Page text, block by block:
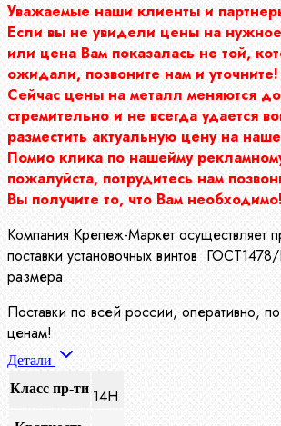
Уважаемые наши клиенты и
Если вы не увидели цены на
или цена Вам показалась не той,
ожидали, позвоните нам и уточните!
Сейчас цены на металл меняются
стремительно и не всегда удается
разместить актуальную цену на
Помио клика по нашейму
пожалуйста, потрудитесь нам
Вы получите то, что Вам необходимо!
Компания Крепеж-Маркет осуществляет
поставки установочных винтов
размера.
Поставки по всей россии, оперативно,
ценам!
Детали
Класс пр-ти 14Н